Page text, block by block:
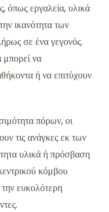
όπως εργαλεία, υλικά
ικανότητα των
σε ένα γεγονός.
μπορεί να
ή να επιτύχουν
πόρων, οι
τις ανάγκες εκ των
υλικά ή πρόσβαση
κόμβου
ευκολότερη